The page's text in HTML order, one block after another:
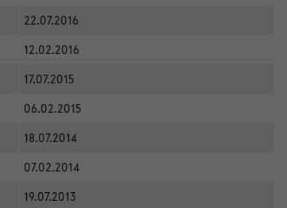
22.07.2016
12.02.2016
17.07.2015
06.02.2015
18.07.2014
07.02.2014
19.07.2013